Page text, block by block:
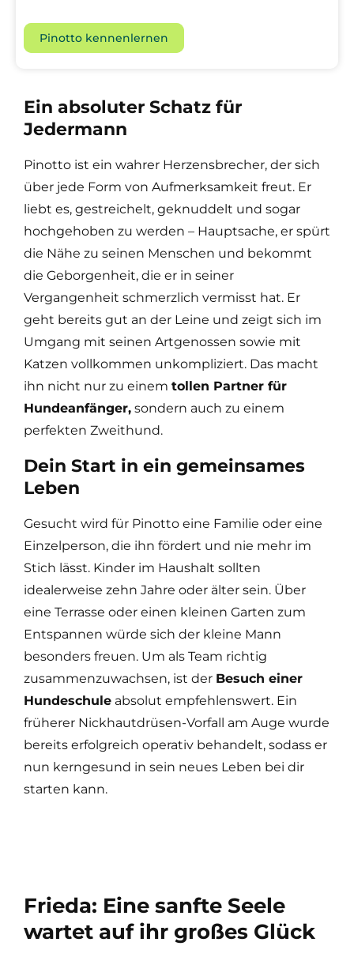
Pinotto kennenlernen
Ein absoluter Schatz für
Jedermann
Pinotto ist ein wahrer Herzensbrecher, der sich
über jede Form von Aufmerksamkeit freut. Er
liebt es, gestreichelt, geknuddelt und sogar
hochgehoben zu werden – Hauptsache, er spürt
die Nähe zu seinen Menschen und bekommt
die Geborgenheit, die er in seiner
Vergangenheit schmerzlich vermisst hat. Er
geht bereits gut an der Leine und zeigt sich im
Umgang mit seinen Artgenossen sowie mit
Katzen vollkommen unkompliziert. Das macht
ihn nicht nur zu einem tollen Partner für
Hundeanfänger, sondern auch zu einem
perfekten Zweithund.
Dein Start in ein gemeinsames
Leben
Gesucht wird für Pinotto eine Familie oder eine
Einzelperson, die ihn fördert und nie mehr im
Stich lässt. Kinder im Haushalt sollten
idealerweise zehn Jahre oder älter sein. Über
eine Terrasse oder einen kleinen Garten zum
Entspannen würde sich der kleine Mann
besonders freuen. Um als Team richtig
zusammenzuwachsen, ist der Besuch einer
Hundeschule absolut empfehlenswert. Ein
früherer Nickhautdrüsen-Vorfall am Auge wurde
bereits erfolgreich operativ behandelt, sodass er
nun kerngesund in sein neues Leben bei dir
starten kann.
Frieda: Eine sanfte Seele
wartet auf ihr großes Glück